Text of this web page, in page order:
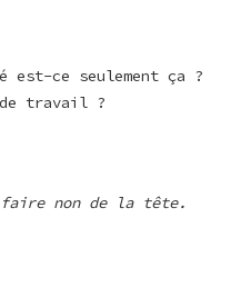
est-ce seulement ça ?
travail ?
faire non de la tête.